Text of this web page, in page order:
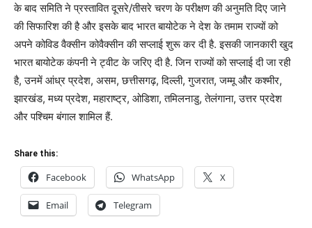
के बाद समिति ने प्रस्तावित दूसरे/तीसरे चरण के परीक्षण की अनुमति दिए जाने
की सिफारिश की है और इसके बाद भारत बायोटेक ने देश के तमाम राज्यों को
अपने कोविड वैक्सीन कोवैक्सीन की सप्लाई शुरू कर दी है. इसकी जानकारी खुद
भारत बायोटेक कंपनी ने ट्वीट के जरिए दी है. जिन राज्यों को सप्लाई दी जा रही
है, उनमें आंध्र प्रदेश, असम, छत्तीसगढ़, दिल्ली, गुजरात, जम्मू और कश्मीर,
झारखंड, मध्य प्रदेश, महाराष्ट्र, ओडिशा, तमिलनाडु, तेलंगाना, उत्तर प्रदेश
और पश्चिम बंगाल शामिल हैं.
Share this:
Facebook WhatsApp X
Email Telegram